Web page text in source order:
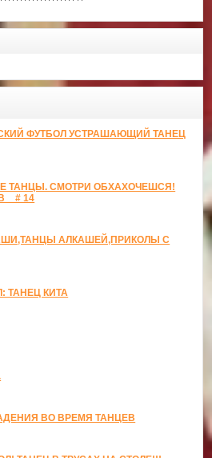
ФУТБОЛ УСТРАШАЮЩИЙ ТАНЕЦ
ТАНЦЫ. СМОТРИ ОБХАХОЧЕШСЯ!
# 14
АЛКАШЕЙ,ПРИКОЛЫ С
ТАНЕЦ КИТА
ВО ВРЕМЯ ТАНЦЕВ